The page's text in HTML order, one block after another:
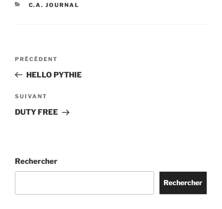
CATÉGORIES
C.A. JOURNAL
Navigation
l’article
Article
précédent
PRÉCÉDENT
HELLO PYTHIE
Article
suivant
SUIVANT
DUTY FREE
Rechercher
Rechercher